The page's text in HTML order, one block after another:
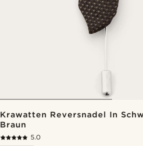
Krawatten Reversnadel In
Braun
5.0